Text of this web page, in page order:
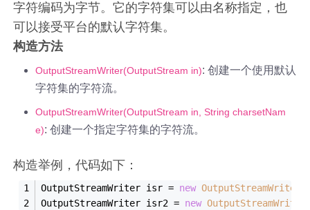
字符编码为字节。它的字符集可以由名称指定，也
可以接受平台的默认字符集。
构造方法
OutputStreamWriter(OutputStream in): 创建一个使用默认
字符集的字符流。
OutputStreamWriter(OutputStream in, String charsetNam
e): 创建一个指定字符集的字符流。
构造举例，代码如下：
OutputStreamWriter isr = new OutputStreamWriter
OutputStreamWriter isr2 = new OutputStreamWriter